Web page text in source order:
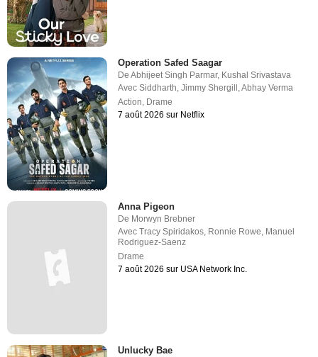
Operation Safed Saagar
DeAbhijeet Singh Parmar, Kushal Srivastava
AvecSiddharth ,Jimmy Shergill ,Abhay Verma
Action Drame
7 août 2026 sur Netflix
Anna Pigeon
De Morwyn Brebner
AvecTracy Spiridakos, Ronnie Rowe, Manuel
Rodriguez-Saenz
Drame
7 août 2026 sur USA Network Inc.
Unlucky Bae